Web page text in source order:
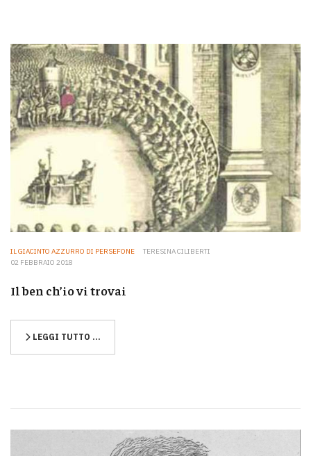
IL GIACINTO AZZURRO DI PERSEFONE
TERESINA CILIBERTI
02 FEBBRAIO 2018
Il ben ch’io vi trovai
LEGGI TUTTO …